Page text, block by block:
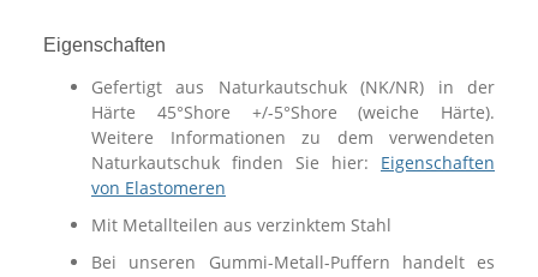
Eigenschaften
Gefertigt aus Naturkautschuk (NK/NR) in der
Härte 45°Shore +/-5°Shore (weiche Härte).
Weitere Informationen zu dem verwendeten
Naturkautschuk finden Sie hier: Eigenschaften
von Elastomeren
Mit Metallteilen aus verzinktem Stahl
Bei unseren Gummi-Metall-Puffern handelt es